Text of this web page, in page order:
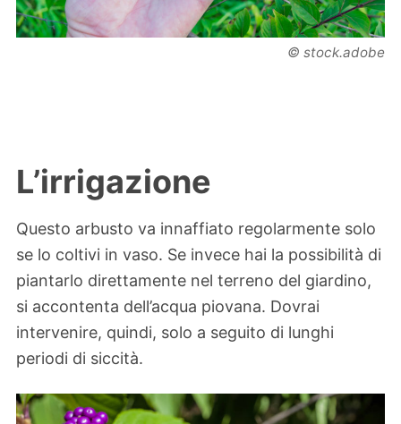
© stock.adobe
L’irrigazione
Questo arbusto va innaffiato regolarmente solo
se lo coltivi in vaso. Se invece hai la possibilità di
piantarlo direttamente nel terreno del giardino,
si accontenta dell’acqua piovana. Dovrai
intervenire, quindi, solo a seguito di lunghi
periodi di siccità.